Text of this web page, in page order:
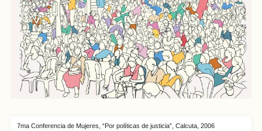
7ma Conferencia de Mujeres, “Por políticas de justicia”, Calcuta, 2006